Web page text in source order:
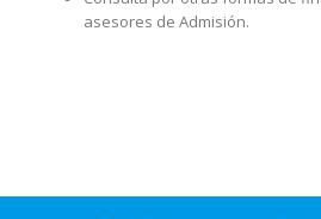
asesores de Admisión.